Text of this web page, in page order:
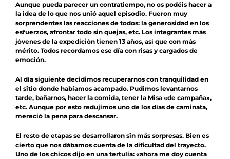
Aunque pueda parecer un contratiempo, no os podéis hacer a
la idea de lo que nos unió aquel episodio. Fueron muy
sorprendentes las reacciones de todos: la generosidad en los
esfuerzos, afrontar todo sin quejas, etc. Los integrantes más
jóvenes de la expedición tienen 13 años, así que con más
mérito. Todos recordamos ese día con risas y cargados de
emoción.
Al día siguiente decidimos recuperarnos con tranquilidad en
el sitio donde habíamos acampado. Pudimos levantarnos
tarde, bañarnos, hacer la comida, tener la Misa «de campaña»,
etc. Aunque por esto redujimos uno de los días de caminata,
mereció la pena para descansar.
El resto de etapas se desarrollaron sin más sorpresas. Bien es
cierto que nos dábamos cuenta de la dificultad del trayecto.
Uno de los chicos dijo en una tertulia: «ahora me doy cuenta